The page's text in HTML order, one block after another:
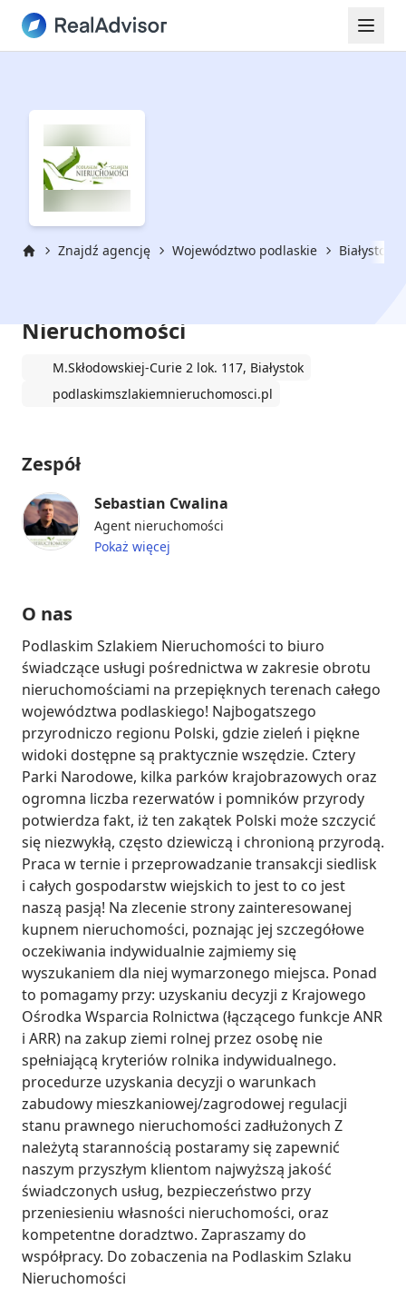
Znajdź agencję Województwo podlaskie Białystok
Nieruchomości
M.Skłodowskiej-Curie 2 lok. 117, Białystok
podlaskimszlakiemnieruchomosci.pl
Zespół
Sebastian Cwalina
Agent nieruchomości
Pokaż więcej
O nas
Podlaskim Szlakiem Nieruchomości to biuro
świadczące usługi pośrednictwa w zakresie obrotu
nieruchomościami na przepięknych terenach całego
województwa podlaskiego! Najbogatszego
przyrodniczo regionu Polski, gdzie zieleń i piękne
widoki dostępne są praktycznie wszędzie. Cztery
Parki Narodowe, kilka parków krajobrazowych oraz
ogromna liczba rezerwatów i pomników przyrody
potwierdza fakt, iż ten zakątek Polski może szczycić
się niezwykłą, często dziewiczą i chronioną przyrodą.
Praca w ternie i przeprowadzanie transakcji siedlisk
i całych gospodarstw wiejskich to jest to co jest
naszą pasją! Na zlecenie strony zainteresowanej
kupnem nieruchomości, poznając jej szczegółowe
oczekiwania indywidualnie zajmiemy się
wyszukaniem dla niej wymarzonego miejsca. Ponad
to pomagamy przy: uzyskaniu decyzji z Krajowego
Ośrodka Wsparcia Rolnictwa (łączącego funkcje ANR
i ARR) na zakup ziemi rolnej przez osobę nie
spełniającą kryteriów rolnika indywidualnego.
procedurze uzyskania decyzji o warunkach
zabudowy mieszkaniowej/zagrodowej regulacji
stanu prawnego nieruchomości zadłużonych Z
należytą starannością postaramy się zapewnić
naszym przyszłym klientom najwyższą jakość
świadczonych usług, bezpieczeństwo przy
przeniesieniu własności nieruchomości, oraz
kompetentne doradztwo. Zapraszamy do
współpracy. Do zobaczenia na Podlaskim Szlaku
Nieruchomości